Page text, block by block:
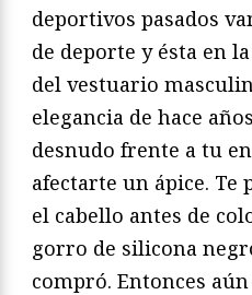
deportivos pasados
de deporte y ésta en
del vestuario
elegancia de hace
desnudo frente a tu
afectarte un ápice. Te
el cabello antes de
gorro de silicona
compró. Entonces